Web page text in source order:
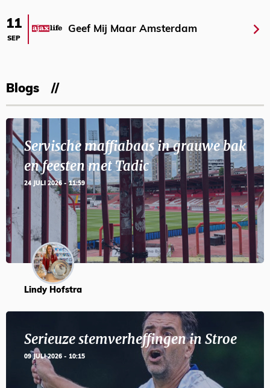
11
SEP
Geef Mij Maar Amsterdam
Blogs
Servische maffiabaas in grauwe bak
en feesten met Tadic
24 JULI 2026 - 11:59
Lindy Hofstra
Serieuze stemverheffingen in Stroe
09 JULI 2026 - 10:15